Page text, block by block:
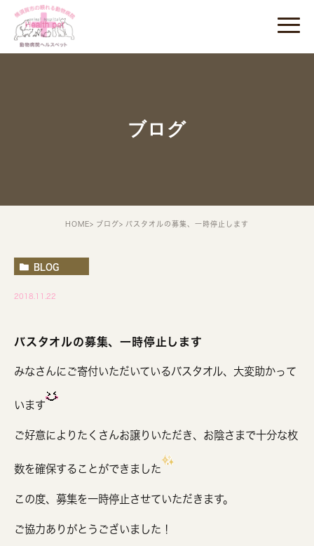
ブログ
HOME ブログ バスタオルの募集、一時停止します
BLOG
2018.11.22
バスタオルの募集、一時停止します
みなさんにご寄付いただいているバスタオル、大変助かって
います
ご好意によりたくさんお譲りいただき、お陰さまで十分な枚
数を確保することができました
この度、募集を一時停止させていただきます。
ご協力ありがとうございました！